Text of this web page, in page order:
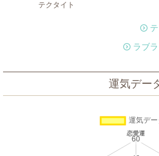
テクタイト
ラブ
運気デー